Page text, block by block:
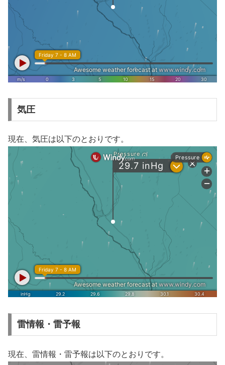
気圧
現在、気圧は以下のとおりです。
雷情報・雷予報
現在、雷情報・雷予報は以下のとおりです。